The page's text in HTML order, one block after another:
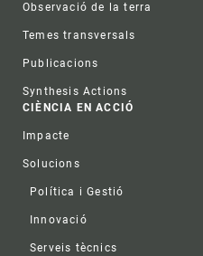
Observació de la terra
Temes transversals
Publicacions
Synthesis Actions
CIÈNCIA EN ACCIÓ
Impacte
Solucions
Política i Gestió
Innovació
Serveis tècnics